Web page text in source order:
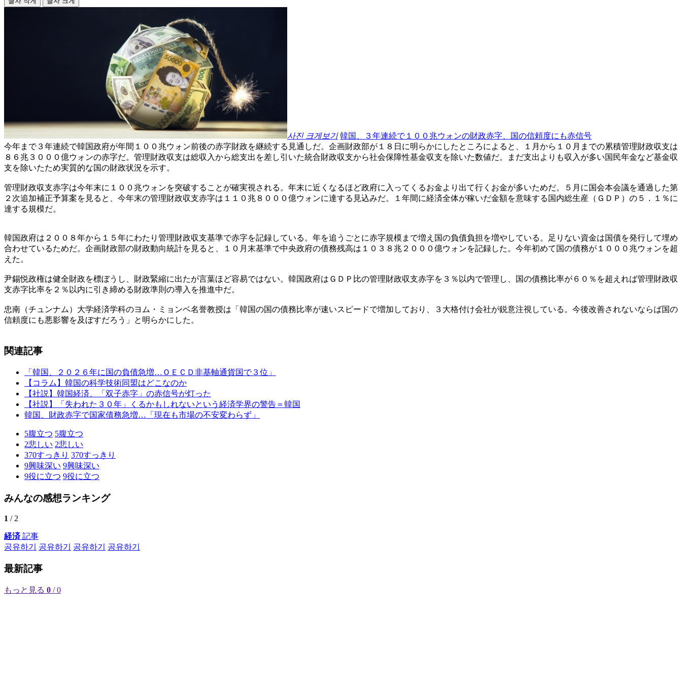
사진 크게보기 韓国、３年連続で１００兆ウォンの財政赤字、国の信頼度にも赤信号
今年まで３年連続で韓国政府が年間１００兆ウォン前後の赤字財政を継続する見通しだ。企画財政部が１８日に明らかにしたところによると、１月から１０月までの累積管理財政収支は
８６兆３０００億ウォンの赤字だ。管理財政収支は総収入から総支出を差し引いた統合財政収支から社会保障性基金収支を除いた数値だ。まだ支出よりも収入が多い国民年金など基金収
支を除いたため実質的な国の財政状況を示す。
管理財政収支赤字は今年末に１００兆ウォンを突破することが確実視される。年末に近くなるほど政府に入ってくるお金より出て行くお金が多いためだ。５月に国会本会議を通過した第
２次追加補正予算案を見ると、今年末の管理財政収支赤字は１１０兆８０００億ウォンに達する見込みだ。１年間に経済全体が稼いだ金額を意味する国内総生産（ＧＤＰ）の５．１％に
達する規模だ。
韓国政府は２００８年から１５年にわたり管理財政収支基準で赤字を記録している。年を追うごとに赤字規模まで増え国の負債負担を増やしている。足りない資金は国債を発行して埋め
合わせているためだ。企画財政部の財政動向統計を見ると、１０月末基準で中央政府の債務残高は１０３８兆２０００億ウォンを記録した。今年初めて国の債務が１０００兆ウォンを超
えた。
尹錫悦政権は健全財政を標ぼうし、財政緊縮に出たが言葉ほど容易ではない。韓国政府はＧＤＰ比の管理財政収支赤字を３％以内で管理し、国の債務比率が６０％を超えれば管理財政収
支赤字比率を２％以内に引き締める財政準則の導入を推進中だ。
忠南（チュンナム）大学経済学科のヨム・ミョンベ名誉教授は「韓国の国の債務比率が速いスピードで増加しており、３大格付け会社が鋭意注視している。今後改善されないならば国の
信頼度にも悪影響を及ぼすだろう」と明らかにした。
関連記事
「韓国、２０２６年に国の負債急増…ＯＥＣＤ非基軸通貨国で３位」
【コラム】韓国の科学技術同盟はどこなのか
【社説】韓国経済、「双子赤字」の赤信号が灯った
【社説】「失われた３０年」くるかもしれないという経済学界の警告＝韓国
韓国、財政赤字で国家債務急増…「現在も市場の不安変わらず」
5腹立つ 5腹立つ
2悲しい 2悲しい
370すっきり 370すっきり
9興味深い 9興味深い
9役に立つ 9役に立つ
みんなの感想ランキング
1 / 2
経済記事
공유하기
공유하기 공유하기 공유하기
最新記事
もっと見る 0 / 0